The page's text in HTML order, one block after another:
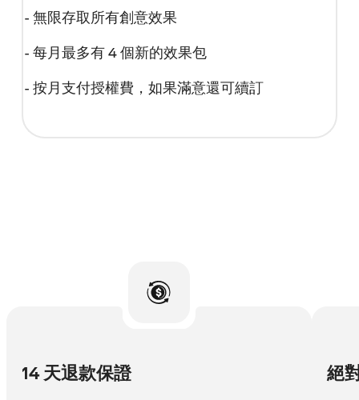
- 無限存取所有創意效果
- 每月最多有 4 個新的效果包
- 按月支付授權費，如果滿意還可續訂
14 天退款保證 絕